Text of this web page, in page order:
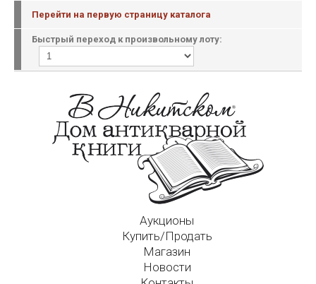
Перейти на первую страницу каталога
Быстрый переход к произвольному лоту:
Аукционы
Купить/Продать
Магазин
Новости